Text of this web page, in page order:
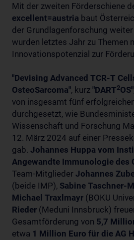
Mit der zweiten Förderschiene
excellent=austria baut
der Grundlagenforschung
wurden letztes Jahr zu Themen
Innovationspotenzial zur
"Devising Advanced TCR-T
OsteoSarcoma", kurz "DART2OS"
von insgesamt fünf
durchgesetzt, wie
Wissenschaft und Forschung
12. März 2024 auf einer
gab. Johannes Huppa vom
Angewandte Immunologie des
Team-Mitglieder Johannes
(beide IMP), Sabine Taschner-
Michael Traxlmayr (BOKU
Rieder (Meduni Innsbruck)
Gesamtförderung von 5,7
etwa 1 Million Euro für die AG